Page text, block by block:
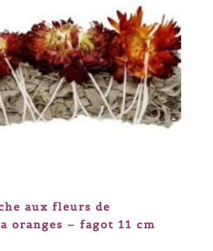
aux fleurs de
oranges – fagot 11 cm